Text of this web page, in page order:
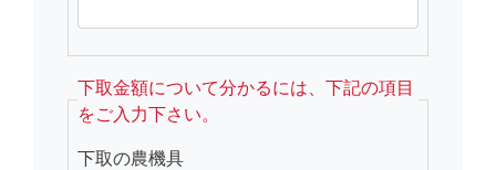
下取金額について分かるには、下記の項目
をご入力下さい。
下取の農機具